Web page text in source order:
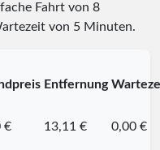
Fahrt von 8
von 5 Minuten.
Entfernung
€ 13,11 € 0,00 €